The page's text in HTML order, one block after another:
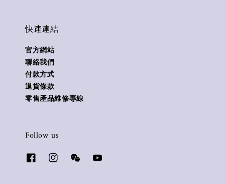
快速連結
官方網站
聯絡我們
付款方式
退貨條款
零售產品維修專線
Follow us